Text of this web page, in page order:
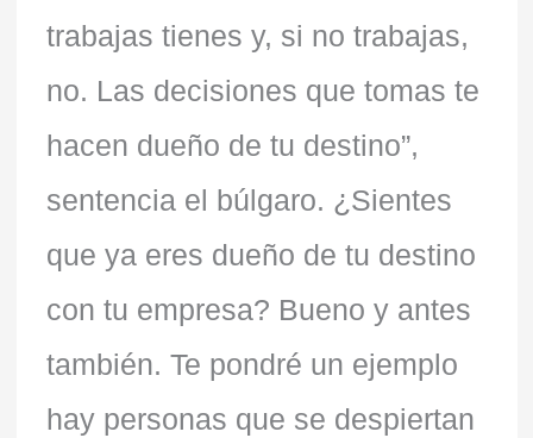
trabajas tienes y, si no trabajas,
no. Las decisiones que tomas te
hacen dueño de tu destino”,
sentencia el búlgaro. ¿Sientes
que ya eres dueño de tu destino
con tu empresa? Bueno y antes
también. Te pondré un ejemplo
hay personas que se despiertan